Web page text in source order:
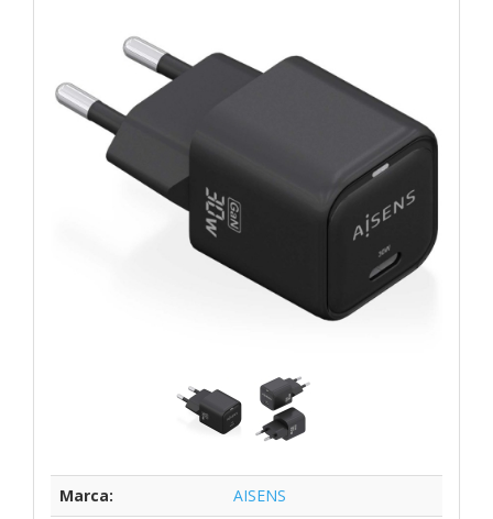
Marca:
AISENS